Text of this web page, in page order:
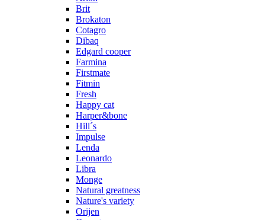
Brit
Brokaton
Cotagro
Dibaq
Edgard cooper
Farmina
Firstmate
Fitmin
Fresh
Happy cat
Harper&bone
Hill´s
Impulse
Lenda
Leonardo
Libra
Monge
Natural greatness
Nature's variety
Orijen